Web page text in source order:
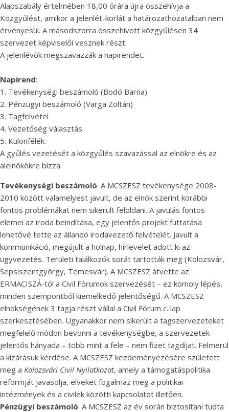
Alapszabály értelmében 18,00 órára újra összehívja a
Közgyűlést, amikor a jelenlét-korlát a határozathozatalban nem
érvényesül. A másodszorra összehívott közgyűlésen 34
szervezet képviselői vesznek részt.
A jelenlévők megszavazzák a napirendet.
Napirend:
1. Tevékenységi beszámoló (Bodó Barna)
2. Pénzügyi beszámoló (Varga Zoltán)
3. Tagfelvétel
4. Vezetőség választás
5. Különfélék.
A gyűlés vezetését a közgyűlés szavazással az elnökre és az
alelnökökre bízza.
Tevékenységi beszámoló. A MCSZESZ tevékenysége 2008-
2010 között valamelyest javult, de az elnök szerint korábbi
fontos problémákat nem sikerült feloldani. A javulás fontos
elemei az iroda beindítása, egy jelentős projekt futtatása
lehetővé tette az állandó irodavezető felvételét. Javult a
kommunikáció, megújult a holnap, hírlevelet adott ki az
ügyvezetés. Területi találkozók sorát tartották meg (Kolozsvár,
Sepsiszentgyörgy, Temesvár). A MCSZESZ átvette az
ERMACISZÁ-tól a Civil Fórumok szervezését – ez komoly lépés,
minden szempontból kiemelkedő jelentőségű. A MCSZESZ
elnökségének 3 tagja részt vállal a Civil Fórum c. lap
szerkesztésében. Ugyanakkor nem sikerült a tagszervezeteket
megfelelő módon bevonni a tevékenységbe, a szervezetek
jelentős hányada – több mint a fele – nem fizet tagdíjat. Felmerül
a kizárásuk kérdése. A MCSZESZ kezdeményezésére született
meg a Kolozsvári Civil Nyilatkozat, amely a támogatáspolitika
reformját javasolja, elveket fogalmaz meg a politikai
intézmények és a civilek közötti kapcsolatot illetően.
Pénzügyi beszámoló. A MCSZESZ az év során biztosítani tudta